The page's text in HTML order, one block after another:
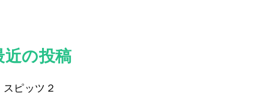
近の投稿
スピッツ２